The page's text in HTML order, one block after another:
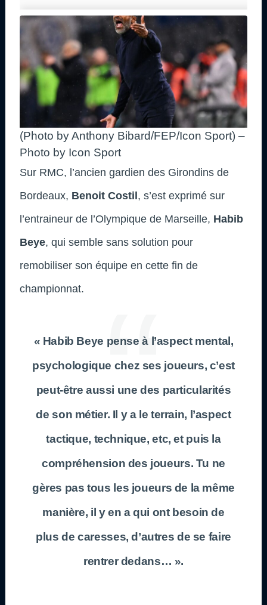
(Photo by Anthony Bibard/FEP/Icon Sport) –
Photo by Icon Sport
Sur RMC, l’ancien gardien des Girondins de
Bordeaux, Benoit Costil, s’est exprimé sur
l’entraineur de l’Olympique de Marseille, Habib
Beye, qui semble sans solution pour
remobiliser son équipe en cette fin de
championnat.
« Habib Beye pense à l’aspect mental,
psychologique chez ses joueurs, c’est
peut-être aussi une des particularités
de son métier. Il y a le terrain, l’aspect
tactique, technique, etc, et puis la
compréhension des joueurs. Tu ne
gères pas tous les joueurs de la même
manière, il y en a qui ont besoin de
plus de caresses, d’autres de se faire
rentrer dedans… ».